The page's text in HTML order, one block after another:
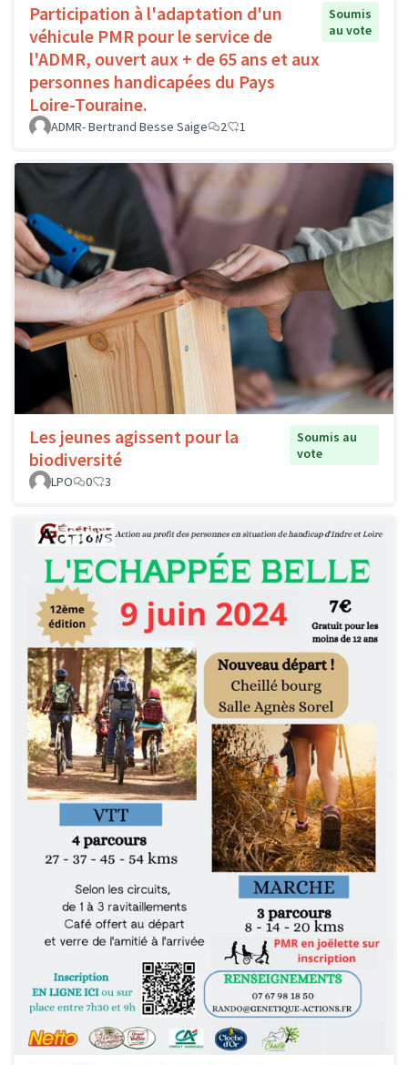
Participation à l'adaptation d'un
véhicule PMR pour le service de
l'ADMR, ouvert aux + de 65 ans et aux
personnes handicapées du Pays
Loire-Touraine.
Soumis
au vote
ADMR- Bertrand Besse Saige 2 1
Les jeunes agissent pour la
biodiversité
Soumis au
vote
LPO
0 3